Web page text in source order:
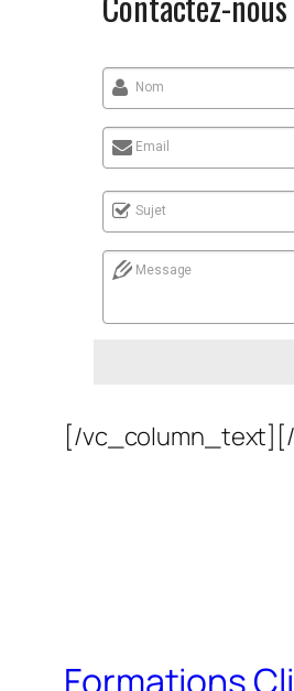
Nom
Email
Sujet
Message
[/
Formations